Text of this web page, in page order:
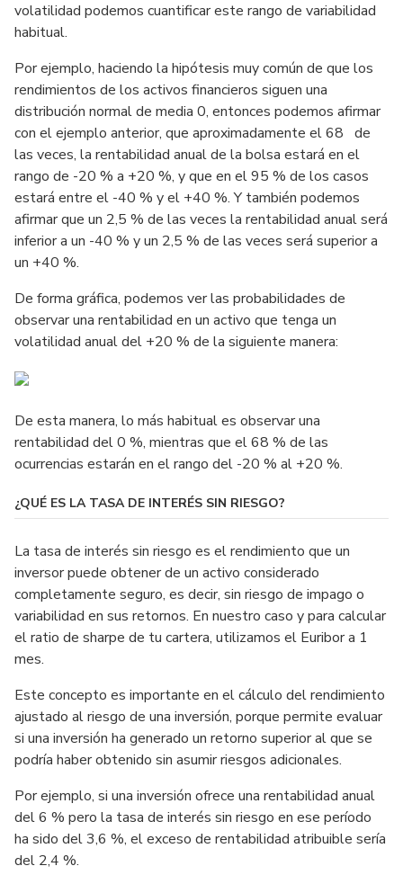
volatilidad podemos cuantificar este rango de variabilidad
habitual.
Por ejemplo, haciendo la hipótesis muy común de que los
rendimientos de los activos financieros siguen una
distribución normal de media 0, entonces podemos afirmar
con el ejemplo anterior, que aproximadamente el 68 de
las veces, la rentabilidad anual de la bolsa estará en el
rango de -20 % a +20 %, y que en el 95 % de los casos
estará entre el -40 % y el +40 %. Y también podemos
afirmar que un 2,5 % de las veces la rentabilidad anual será
inferior a un -40 % y un 2,5 % de las veces será superior a
un +40 %.
De forma gráfica, podemos ver las probabilidades de
observar una rentabilidad en un activo que tenga un
volatilidad anual del +20 % de la siguiente manera:
De esta manera, lo más habitual es observar una
rentabilidad del 0 %, mientras que el 68 % de las
ocurrencias estarán en el rango del -20 % al +20 %.
¿QUÉ ES LA TASA DE INTERÉS SIN RIESGO?
La tasa de interés sin riesgo es el rendimiento que un
inversor puede obtener de un activo considerado
completamente seguro, es decir, sin riesgo de impago o
variabilidad en sus retornos. En nuestro caso y para calcular
el ratio de sharpe de tu cartera, utilizamos el Euribor a 1
mes.
Este concepto es importante en el cálculo del rendimiento
ajustado al riesgo de una inversión, porque permite evaluar
si una inversión ha generado un retorno superior al que se
podría haber obtenido sin asumir riesgos adicionales.
Por ejemplo, si una inversión ofrece una rentabilidad anual
del 6 % pero la tasa de interés sin riesgo en ese período
ha sido del 3,6 %, el exceso de rentabilidad atribuible sería
del 2,4 %.